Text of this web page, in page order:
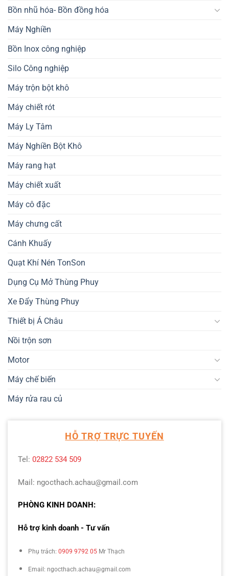
Bồn nhũ hóa- Bồn đồng hóa
Máy Nghiền
Bồn Inox công nghiệp
Silo Công nghiệp
Máy trộn bột khô
Máy chiết rót
Máy Ly Tâm
Máy Nghiền Bột Khô
Máy rang hạt
Máy chiết xuất
Máy cô đặc
Máy chưng cất
Cánh Khuấy
Quạt Khí Nén TonSon
Dụng Cụ Mở Thùng Phuy
Xe Đẩy Thùng Phuy
Thiết bị Á Châu
Nồi trộn sơn
Motor
Máy chế biến
Máy rửa rau củ
HỖ TRỢ TRỰC TUYẾN
Tel: 02822 534 509
Mail: ngocthach.achau@gmail.com
PHÒNG KINH DOANH:
Hỗ trợ kinh doanh - Tư vấn
Phụ trách: 0909 9792 05 Mr Thạch
Email: ngocthach.achau@gmail.com